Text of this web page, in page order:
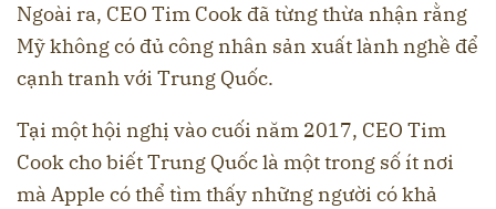
Ngoài ra, CEO Tim Cook đã từng thừa nhận rằng
Mỹ không có đủ công nhân sản xuất lành nghề để
cạnh tranh với Trung Quốc.
Tại một hội nghị vào cuối năm 2017, CEO Tim
Cook cho biết Trung Quốc là một trong số ít nơi
mà Apple có thể tìm thấy những người có khả